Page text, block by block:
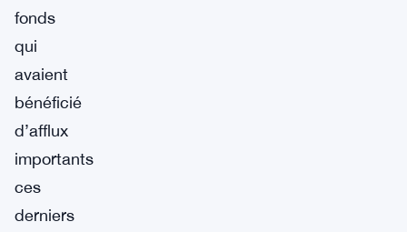
fonds
qui
avaient
bénéficié
d’afflux
importants
ces
derniers